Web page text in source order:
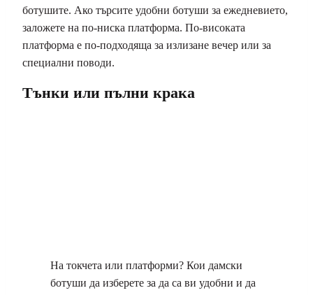
ботушите. Ако търсите удобни ботуши за ежедневието,
заложете на по-ниска платформа. По-високата
платформа е по-подходяща за излизане вечер или за
специални поводи.
Тънки или пълни крака
На токчета или платформи? Кои дамски
ботуши да изберете за да са ви удобни и да